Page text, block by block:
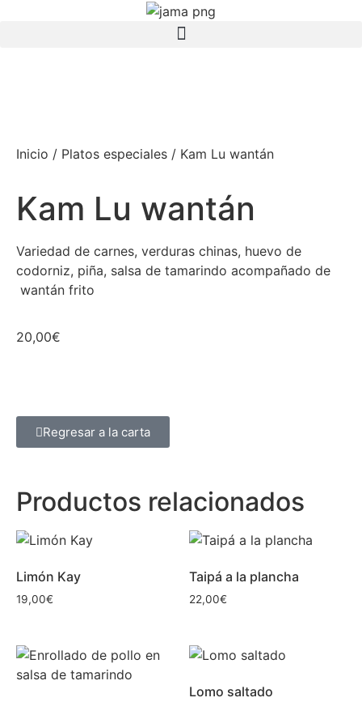
Inicio / Platos especiales / Kam Lu wantán
Kam Lu wantán
Variedad de carnes, verduras chinas, huevo de
codorniz, piña, salsa de tamarindo acompañado de
wantán frito
20,00€
Regresar a la carta
Productos relacionados
Limón Kay
19,00€
Taipá a la plancha
22,00€
Lomo saltado